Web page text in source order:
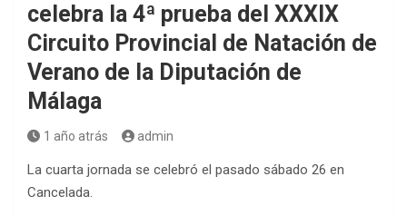
celebra la 4ª prueba del XXXIX
Circuito Provincial de Natación de
Verano de la Diputación de
Málaga
1 año atrás admin
La cuarta jornada se celebró el pasado sábado 26 en
Cancelada.